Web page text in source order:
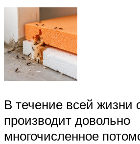
В течение всей жизни
производит довольно
многочисленное